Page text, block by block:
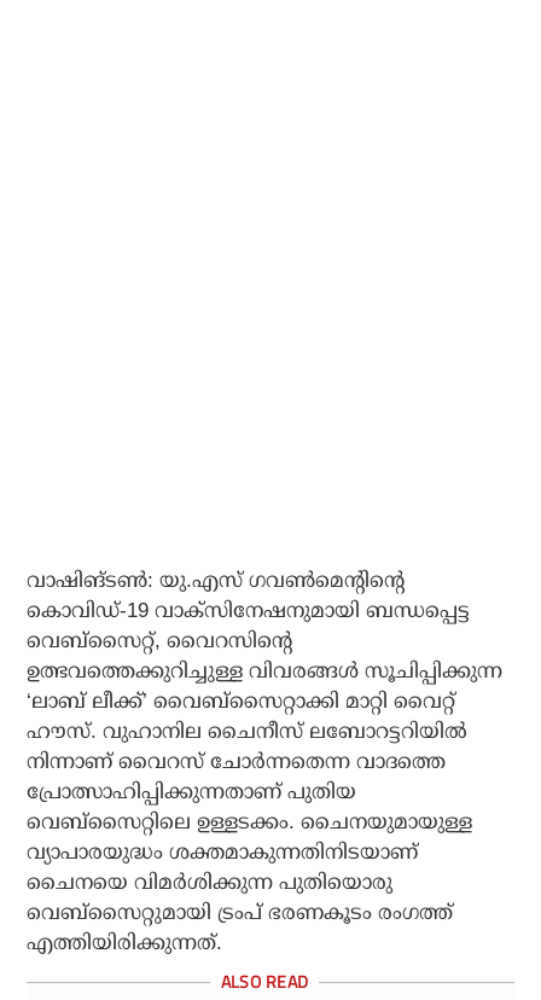
വാഷിങ്ടണ്‍: യു.എസ് ഗവണ്‍മെന്റിന്റെ
കൊവിഡ്-19 വാക്‌സിനേഷനുമായി ബന്ധപ്പെട്ട
വെബ്‌സൈറ്റ്, വൈറസിന്റെ
ഉത്ഭവത്തെക്കുറിച്ചുള്ള വിവരങ്ങള്‍ സൂചിപ്പിക്കുന്ന
‘ലാബ് ലീക്ക്’ വൈബ്‌സൈറ്റാക്കി മാറ്റി വൈറ്റ്
ഹൗസ്. വുഹാനില ചൈനീസ് ലബോറട്ടറിയില്‍
നിന്നാണ് വൈറസ് ചോര്‍ന്നതെന്ന വാദത്തെ
പ്രോത്സാഹിപ്പിക്കുന്നതാണ് പുതിയ
വെബ്‌സൈറ്റിലെ ഉള്ളടക്കം. ചൈനയുമായുള്ള
വ്യാപാരയുദ്ധം ശക്തമാകുന്നതിനിടയാണ്
ചൈനയെ വിമര്‍ശിക്കുന്ന പുതിയൊരു
വെബ്‌സൈറ്റുമായി ട്രംപ് ഭരണകൂടം രംഗത്ത്
എത്തിയിരിക്കുന്നത്.